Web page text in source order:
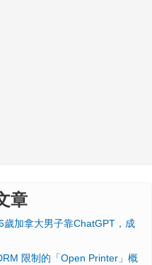
章
加拿大男子靠ChatGPT，成
限制的「Open Printer」概